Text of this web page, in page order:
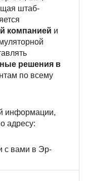
штаб-
компанией и
решения в
по всему
информации,
адресу:
с вами в Эр-